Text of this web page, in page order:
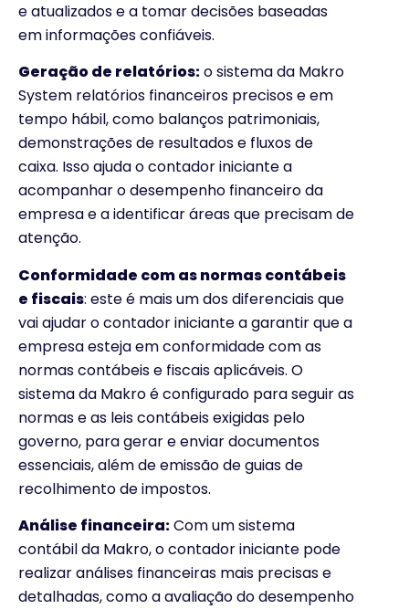
e atualizados e a tomar decisões baseadas
em informações confiáveis.
Geração de relatórios:o sistema da Makro
System relatórios financeiros precisos e em
tempo hábil, como balanços patrimoniais,
demonstrações de resultados e fluxos de
caixa. Isso ajuda o contador iniciante a
acompanhar o desempenho financeiro da
empresa e a identificar áreas que precisam de
atenção.
Conformidade com as normas contábeis
e fiscais: este é mais um dos diferenciais que
vai ajudar o contador iniciante a garantir que a
empresa esteja em conformidade com as
normas contábeis e fiscais aplicáveis. O
sistema da Makro é configurado para seguir as
normas e as leis contábeis exigidas pelo
governo, para gerar e enviar documentos
essenciais, além de emissão de guias de
recolhimento de impostos.
Análise financeira:Com um sistema
contábil da Makro, o contador iniciante pode
realizar análises financeiras mais precisas e
detalhadas, como a avaliação do desempenho